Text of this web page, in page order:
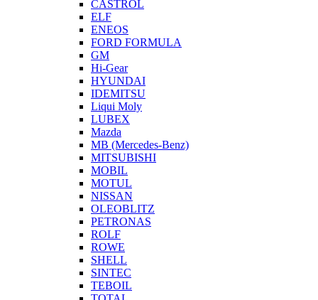
CASTROL
ELF
ENEOS
FORD FORMULA
GM
Hi-Gear
HYUNDAI
IDEMITSU
Liqui Moly
LUBEX
Mazda
MB (Mercedes-Вenz)
MITSUBISHI
MOBIL
MOTUL
NISSAN
OLEOBLITZ
PETRONAS
ROLF
ROWE
SHELL
SINTEC
TEBOIL